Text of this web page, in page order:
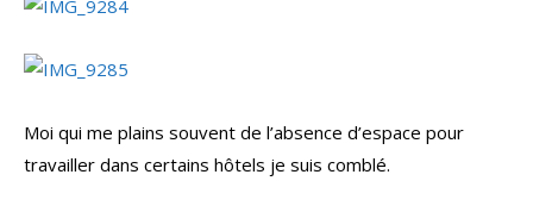
Moi qui me plains souvent de l’absence d’espace pour
travailler dans certains hôtels je suis comblé.